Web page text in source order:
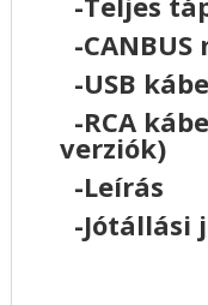
-
-USB
-RCA
verziók)
-Leírás
-Jótállási